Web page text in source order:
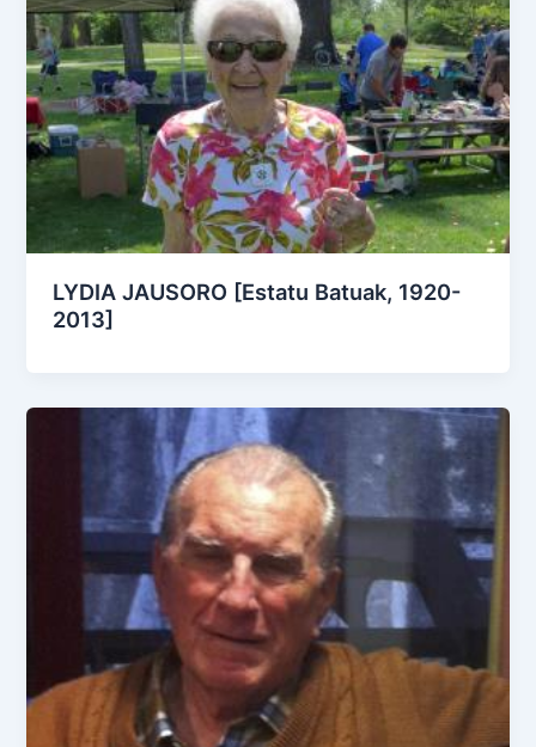
LYDIA JAUSORO [Estatu Batuak, 1920-
2013]